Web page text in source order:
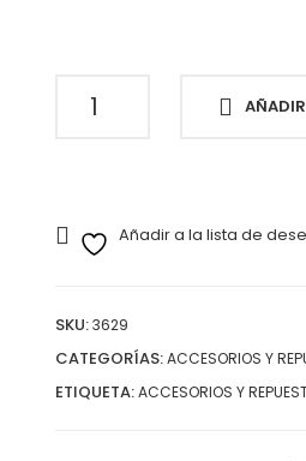
UND
cantidad
Añadir a la lista de
SKU:3629
CATEGORÍAS:ACCESORIOS Y
ETIQUETA:ACCESORIOS Y